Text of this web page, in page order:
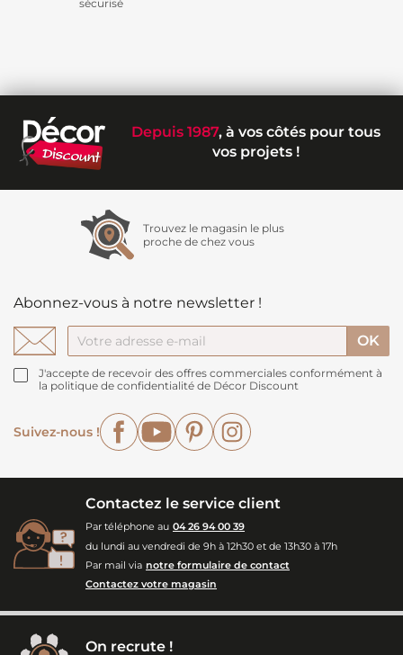
sécurisé
Depuis 1987, à vos côtés pour tous
vos projets !
Trouvez le magasin le plus
proche de chez vous
Abonnez-vous à notre newsletter !
J'accepte de recevoir des offres commerciales conformément à
la politique de confidentialité de Décor Discount
Suivez-nous !
FacebookYouTubePinterest
Contactez le service client
Par téléphone au 04 26 94 00 39
du lundi au vendredi de 9h à 12h30 et de 13h30 à 17h
Par mail via notre formulaire de contact
Contactez votre magasin
On recrute !